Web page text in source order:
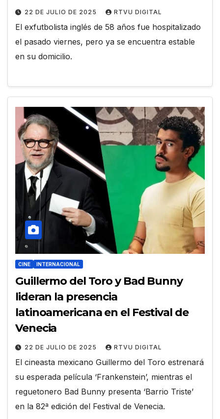
22 DE JULIO DE 2025 RTVU DIGITAL
El exfutbolista inglés de 58 años fue hospitalizado
el pasado viernes, pero ya se encuentra estable
en su domicilio.
CINE INTERNACIONAL
Guillermo del Toro y Bad Bunny
lideran la presencia
latinoamericana en el Festival de
Venecia
22 DE JULIO DE 2025 RTVU DIGITAL
El cineasta mexicano Guillermo del Toro estrenará
su esperada película ‘Frankenstein’, mientras el
reguetonero Bad Bunny presenta ‘Barrio Triste’
en la 82ª edición del Festival de Venecia.